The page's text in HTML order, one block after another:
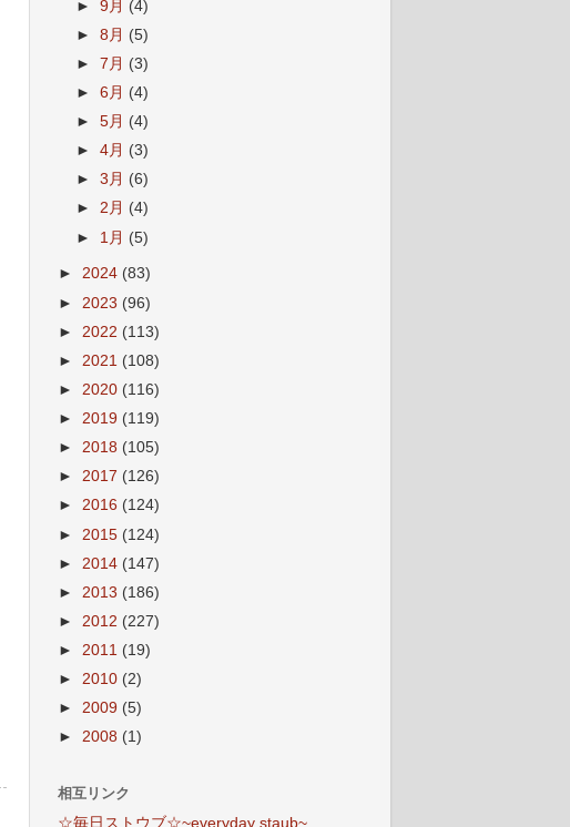
►9月 (4)
►8月 (5)
►7月 (3)
►6月 (4)
►5月 (4)
►4月 (3)
►3月 (6)
►2月 (4)
► 1月 (5)
► 2024 (83)
► 2023 (96)
► 2022 (113)
► 2021 (108)
► 2020 (116)
► 2019 (119)
► 2018 (105)
► 2017 (126)
► 2016 (124)
► 2015 (124)
► 2014 (147)
► 2013 (186)
► 2012 (227)
► 2011 (19)
► 2010 (2)
► 2009 (5)
► 2008 (1)
相互リンク
☆毎日ストウブ☆~everyday staub~